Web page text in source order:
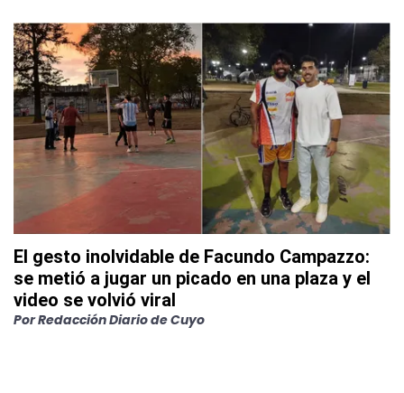
El gesto inolvidable de Facundo Campazzo:
se metió a jugar un picado en una plaza y el
video se volvió viral
PorRedacción Diario de Cuyo